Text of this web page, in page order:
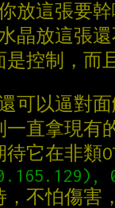
放這張要幹
晶放這張
控制，而
可以逼對
直拿現有
它在非類
不怕傷害